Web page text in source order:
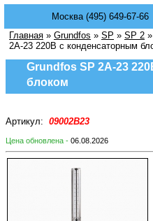
Москва (495) 649-67-66
Главная » Grundfos » SP » SP 2
2A-23 220В с конденсаторным
Grundfos SP 2A-23
блоком
Артикул: 09002B23
Цена обновлена - 06.08.2026